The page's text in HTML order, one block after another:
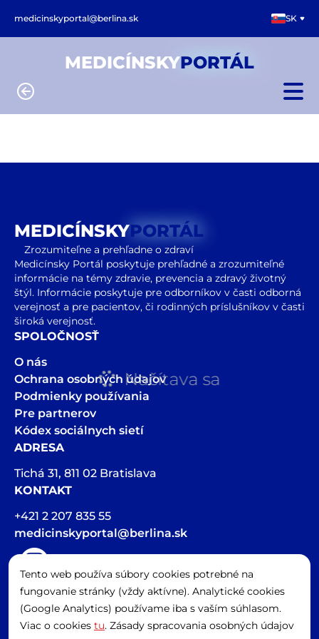
medicinskyportal@berlina.sk SK
MEDICÍNSKYPORTÁL
Načítava sa
Tento web používa súbory cookies potrebné na
fungovanie stránky (vždy aktívne). Analytické cookies
(Google Analytics) používame iba s vaším súhlasom.
Viac o cookies tu. Zásady spracovania osobných údajov
MEDICÍNSKYPORTÁL
Zrozumiteľne a prehľadne o zdraví
Medicínsky Portál poskytuje prehľadné a zrozumiteľné
informácie na témy zdravie, prevencia a zdravý životný
štýl. Informácie poskytuje pre odborníkov v časti odborná
verejnosť a pre pacientov, či rodinných príslušníkov v časti
široká verejnosť.
SPOLOČNOSŤ
O nás
Ochrana osobných údajov
Podmienky používania
Pre partnerov
Kódex sociálnych sietí
ADRESA
Tichá 31, 811 02 Bratislava
KONTAKT
+421 2 207 835 55
medicinskyportal@berlina.sk
Hlasová stopa v článkoch bola vygenerovaná pomocou AI
Spravovať cookies